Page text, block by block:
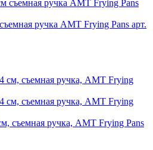
ручка AMT Frying Pans арт.
съемная ручка, AMT Frying Pans